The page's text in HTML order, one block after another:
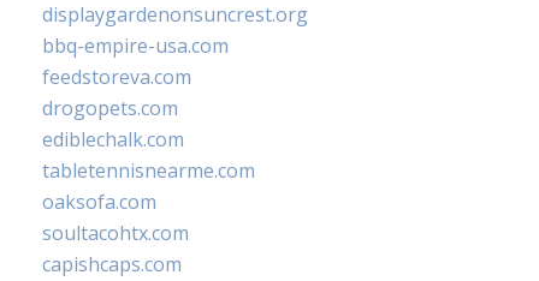
displaygardenonsuncrest.org
bbq-empire-usa.com
feedstoreva.com
drogopets.com
ediblechalk.com
tabletennisnearme.com
oaksofa.com
soultacohtx.com
capishcaps.com